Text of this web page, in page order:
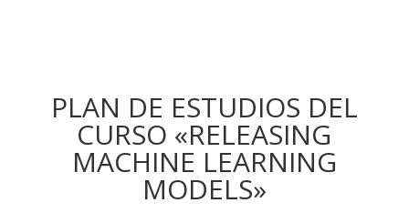
PLAN DE ESTUDIOS DEL
CURSO «RELEASING
MACHINE LEARNING
MODELS»